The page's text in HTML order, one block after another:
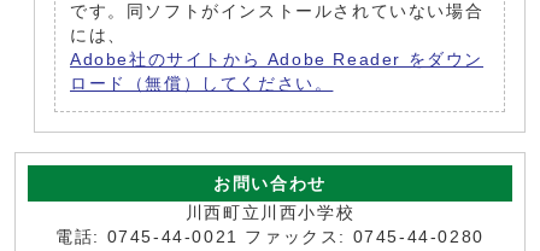
です。同ソフトがインストールされていない場合
には、
Adobe社のサイトから Adobe Reader をダウン
ロード（無償）してください。
お問い合わせ
川西町立川西小学校
電話: 0745-44-0021 ファックス: 0745-44-0280